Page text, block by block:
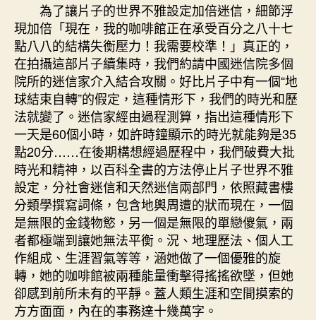
為了讓片子的世界不雅設定加倍迷信，細節浮
現加倍「現在，我的咖啡館正在承受百分之八十七
點八八的結構失衡壓力！我需要校準！」真正的，
在拍攝這部片子續集時，我們約請中國迷信院多個
院所的迷信家介入結合攻關。好比片子中有一個“地
球結束自轉”的假定，這種情形下，我們的時光和歷
法就變了。迷信家經由過程測算，指出這種情形下
一天是60個小時，如許時鐘顯示的時光就能夠是35
點20分……在後期構想經過歷程中，我們破費大批
時光和精神，以百科全書的方法停止片子世界不雅
設定，分社會迷信和天然迷信兩部門，依照藏書樓
分類學撰寫詞條，包含地輿周遭的狀而現在，一個
是無限的金錢物慾，另一個是無限的單戀傻氣，兩
者都極端到讓她無法平衡。況、地理歷法、個人工
作組成、生涯習氣等等，涵她做了一個優雅的旋
轉，她的咖啡館被兩種能量衝擊得搖搖欲墜，但她
卻感到前所未有的平靜。蓋人類生涯和空間摸索的
方方面面，內在的事務達十幾萬字。